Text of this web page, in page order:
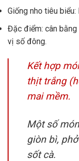
Giống nho tiêu
Đặc điểm: cân
vị số đông.
Kết hợp
thịt trắng
mai mềm.
Một số
giòn bì,
sốt cà.